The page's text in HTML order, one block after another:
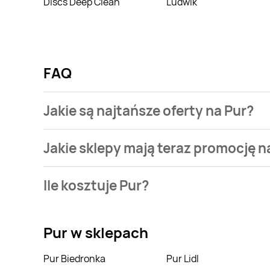
FAQ
Jakie są najtańsze oferty na Pur?
stronę i sprawdź ceny produktów objętych
Jakie sklepy mają teraz promocję
Ile kosztuje Pur?
Purw sklepach
Pur Biedronka Pur Lidl